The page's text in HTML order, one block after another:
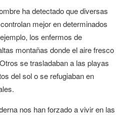
ha detectado que diversas
mejor en determinados
los enfermos de
montañas donde el aire fresco
se trasladaban a las playas
del sol o se refugiaban en
nos han forzado a vivir en las